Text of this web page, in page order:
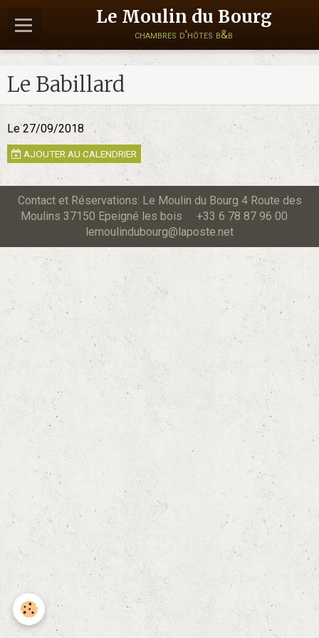
Le Moulin du Bourg
chambres d'hôtes b&b
Le Babillard
Le 27/09/2018
AJOUTER AU CALENDRIER
Contact et Réservations: Le Moulin du Bourg 4 Route des
Moulins 37150 Epeigné les bois +33 6 78 87 96 00
lemoulindubourg@laposte.net